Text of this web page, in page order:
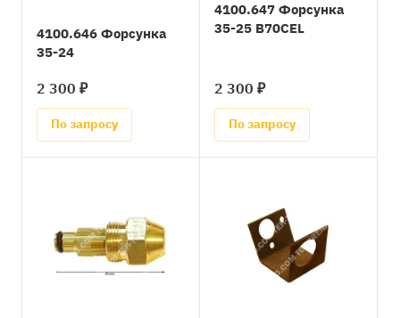
4100.646 Форсунка
35-24
2 300 ₽
По запросу
4100.647 Форсунка
35-25 B70CEL
2 300 ₽
По запросу